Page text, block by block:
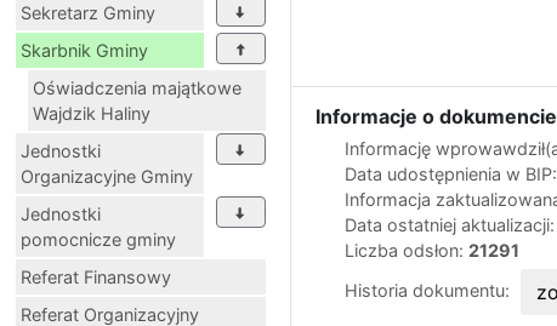
Sekretarz Gminy
Skarbnik Gminy
Oświadczenia majątkowe
Wajdzik Haliny
Jednostki
Organizacyjne Gminy
Jednostki
pomocnicze gminy
Referat Finansowy
Referat Organizacyjny
Informacje o
Informację
Data udostępnienia w BIP:
Informacja
Data ostatniej aktualizacji:
Liczba odsłon: 21291
Historia dokumentu: